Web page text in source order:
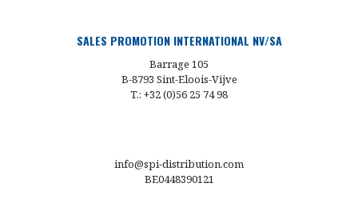
SALES PROMOTION INTERNATIONAL NV/SA
Barrage 105
B-8793 Sint-Eloois-Vijve
T.: +32 (0)56 25 74 98
info@spi-distribution.com
BE0448390121